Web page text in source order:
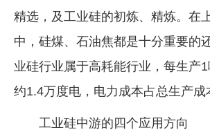
精选，及工业硅的初炼、精炼。在
中，硅煤、石油焦都是十分重要的
业硅行业属于高耗能行业，每生产
约1.4万度电，电力成本占总生产成
工业硅中游的四个应用方向